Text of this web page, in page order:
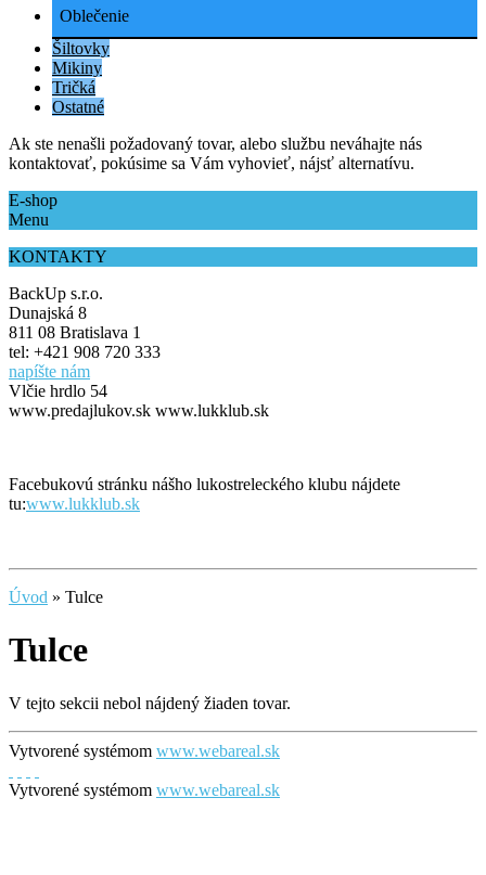
Oblečenie
Šiltovky
Mikiny
Tričká
Ostatné
Ak ste nenašli požadovaný tovar, alebo službu neváhajte nás
kontaktovať, pokúsime sa Vám vyhovieť, nájsť alternatívu.
E-shop
Menu
KONTAKTY
BackUp s.r.o.
Dunajská 8
811 08 Bratislava 1
tel: +421 908 720 333
napíšte nám
Vlčie hrdlo 54
www.predajlukov.sk www.lukklub.sk
Facebukovú stránku nášho lukostreleckého klubu nájdete
tu:www.lukklub.sk
Úvod » Tulce
Tulce
V tejto sekcii nebol nájdený žiaden tovar.
Vytvorené systémom www.webareal.sk
Vytvorené systémom www.webareal.sk